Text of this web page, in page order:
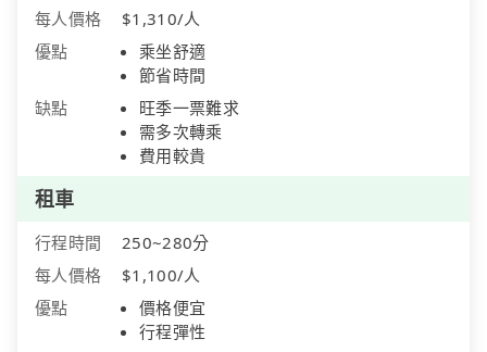
每人價格
$1,310/人
優點
乘坐舒適
節省時間
缺點
旺季一票難求
需多次轉乘
費用較貴
租車
行程時間
250~280分
每人價格
$1,100/人
優點
價格便宜
行程彈性